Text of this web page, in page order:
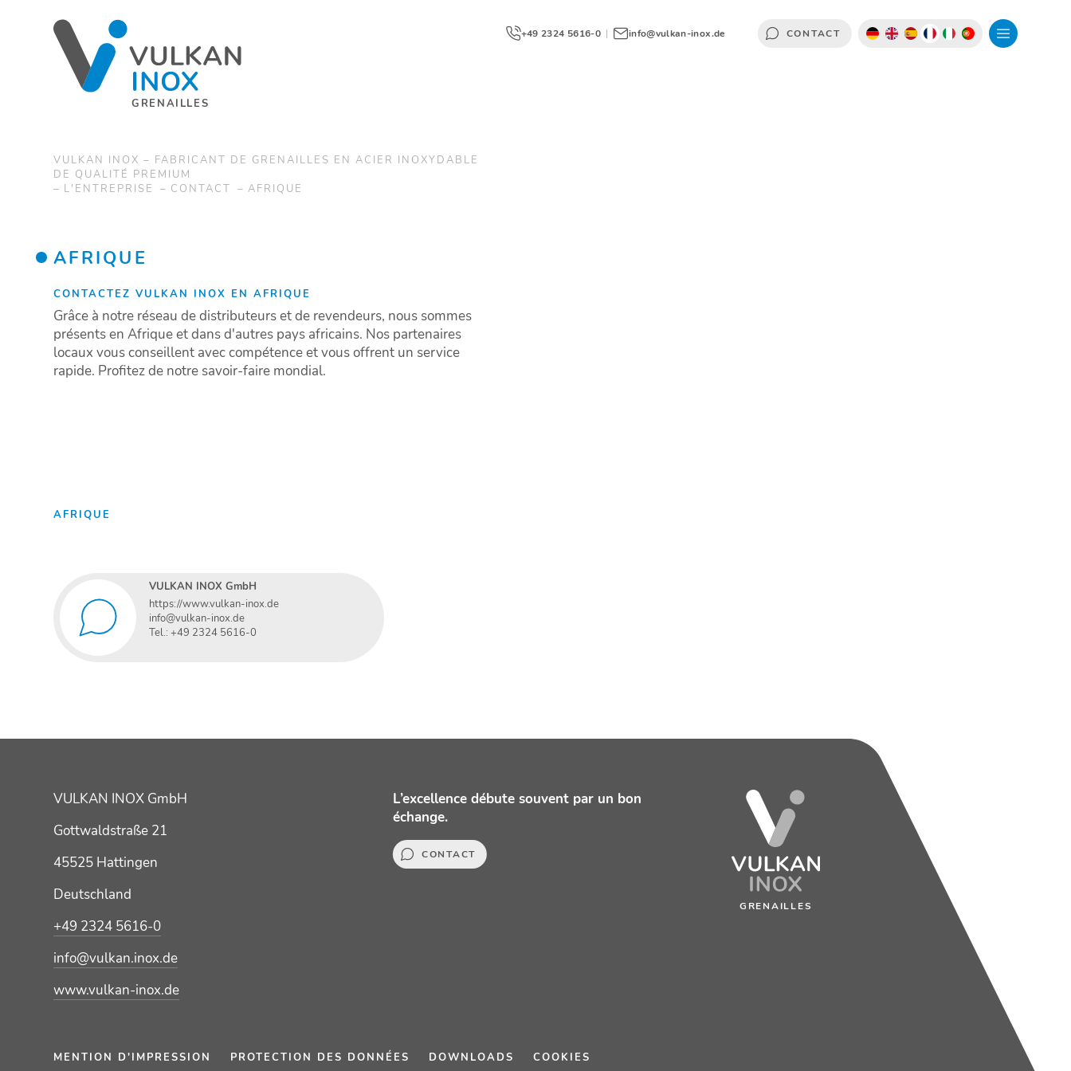
GRENAILLES
+49 2324 5616-0 | info@vulkan-inox.de CONTACT
VULKAN INOX – FABRICANT DE GRENAILLES EN ACIER INOXYDABLE
DE QUALITÉ PREMIUM
L'ENTREPRISE
CONTACT AFRIQUE
AFRIQUE
CONTACTEZ VULKAN INOX EN AFRIQUE
Grâce à notre réseau de distributeurs et de revendeurs, nous sommes
présents en Afrique et dans d'autres pays africains. Nos partenaires
locaux vous conseillent avec compétence et vous offrent un service
rapide. Profitez de notre savoir-faire mondial.
AFRIQUE
VULKAN INOX GmbH
https://www.vulkan-inox.de
info@vulkan-inox.de
Tel.: +49 2324 5616-0
GRENAILLES
VULKAN INOX GmbH
Gottwaldstraße 21
45525 Hattingen
Deutschland
+49 2324 5616-0
info@vulkan.inox.de
www.vulkan-inox.de
L’excellence débute souvent par un bon
échange.
CONTACT
MENTION D'IMPRESSION PROTECTION DES DONNÉES DOWNLOADS COOKIES